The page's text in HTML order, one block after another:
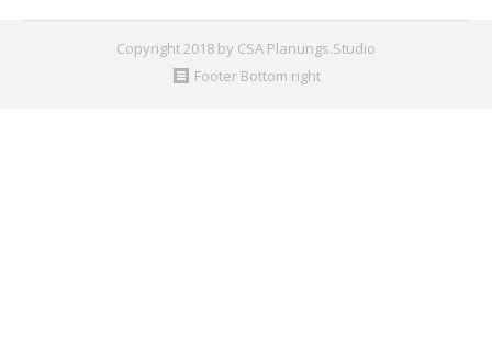
Copyright 2018 by CSA Planungs.Studio
Footer Bottom right